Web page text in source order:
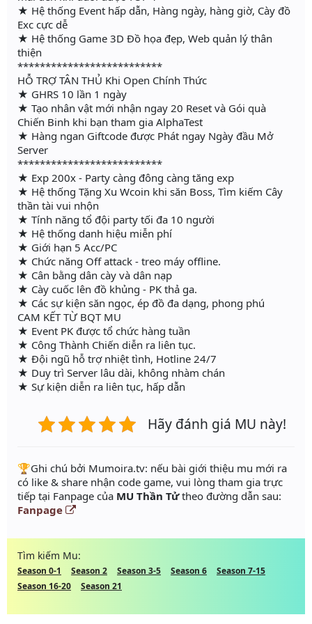
★ Hệ thống Event hấp dẫn, Hàng ngày, hàng giờ, Cày đồ
Exc cực dễ
★ Hệ thống Game 3D Đồ họa đẹp, Web quản lý thân
thiện
**************************
HỖ TRỢ TÂN THỦ Khi Open Chính Thức
★ GHRS 10 lần 1 ngày
★ Tạo nhân vật mới nhận ngay 20 Reset và Gói quà
Chiến Binh khi bạn tham gia AlphaTest
★ Hàng ngan Giftcode được Phát ngay Ngày đầu Mở
Server
**************************
★ Exp 200x - Party càng đông càng tăng exp
★ Hệ thống Tặng Xu Wcoin khi săn Boss, Tìm kiếm Cây
thần tài vui nhộn
★ Tính năng tổ đội party tối đa 10 người
★ Hệ thống danh hiệu miễn phí
★ Giới hạn 5 Acc/PC
★ Chức năng Off attack - treo máy offline.
★ Cân bằng dân cày và dân nạp
★ Cày cuốc lên đồ khủng - PK thả ga.
★ Các sự kiện săn ngọc, ép đồ đa dạng, phong phú
CAM KẾT TỪ BQT MU
★ Event PK được tổ chức hàng tuần
★ Công Thành Chiến diễn ra liên tục.
★ Đội ngũ hỗ trợ nhiệt tình, Hotline 24/7
★ Duy trì Server lâu dài, không nhàm chán
★ Sự kiện diễn ra liên tục, hấp dẫn
Hãy đánh giá MU này!
️🏆Ghi chú bởi Mumoira.tv: nếu bài giới thiệu mu mới ra
có like & share nhận code game, vui lòng tham gia trực
tiếp tại Fanpage của MU Thần Tửtheo đường dẫn sau:
Fanpage
Tìm kiếm Mu:
Season 0-1 Season 2 Season 3-5 Season 6
Season 7-15
Season 16-20
Season 21